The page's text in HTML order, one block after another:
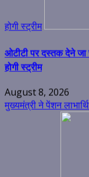
August 8, 2026
मुख्यमंत्री ने पेंशन